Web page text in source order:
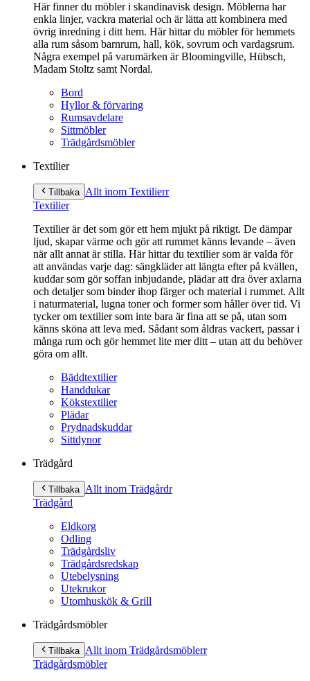
Här finner du möbler i skandinavisk design. Möblerna har
enkla linjer, vackra material och är lätta att kombinera med
övrig inredning i ditt hem. Här hittar du möbler för hemmets
alla rum såsom barnrum, hall, kök, sovrum och vardagsrum.
Några exempel på varumärken är Bloomingville, Hübsch,
Madam Stoltz samt Nordal.
Bord
Hyllor & förvaring
Rumsavdelare
Sittmöbler
Trädgårdsmöbler
Textilier
Tillbaka Allt inom Textilierr
Textilier
Textilier är det som gör ett hem mjukt på riktigt. De dämpar
ljud, skapar värme och gör att rummet känns levande – även
när allt annat är stilla. Här hittar du textilier som är valda för
att användas varje dag: sängkläder att längta efter på kvällen,
kuddar som gör soffan inbjudande, plädar att dra över axlarna
och detaljer som binder ihop färger och material i rummet. Allt
i naturmaterial, lugna toner och former som håller över tid. Vi
tycker om textilier som inte bara är fina att se på, utan som
känns sköna att leva med. Sådant som åldras vackert, passar i
många rum och gör hemmet lite mer ditt – utan att du behöver
göra om allt.
Bäddtextilier
Handdukar
Kökstextilier
Plädar
Prydnadskuddar
Sittdynor
Trädgård
Tillbaka Allt inom Trädgårdr
Trädgård
Eldkorg
Odling
Trädgårdsliv
Trädgårdsredskap
Utebelysning
Utekrukor
Utomhuskök & Grill
Trädgårdsmöbler
Tillbaka Allt inom Trädgårdsmöblerr
Trädgårdsmöbler